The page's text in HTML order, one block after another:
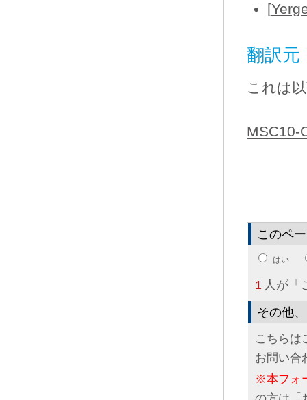
[
翻訳元
これは
MSC10-
このペ
はい
1 人が「
その他
こちらは
お問い合
※本フォ